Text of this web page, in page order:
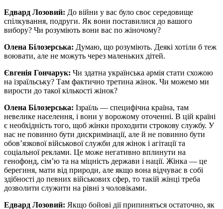
Едвард Лозовий: До війни у вас було своє середовище
спілкування, подруги. Як вони поставилися до вашого
вибору? Чи розуміють вони вас по жіночому?
Олена Білозерська: Думаю, що розуміють. Деякі хотіли б теж
воювати, але не можуть через маленьких дітей.
Євгенія Гончарук: Чи здатна українська армія стати схожою
на ізраїльську? Там фактично третина жінок. Чи можемо ми
вирости до такої кількості жінок?
Олена Білозерська: Ізраїль — специфічна країна, там
невелике населення, і вони у ворожому оточенні. В цій країні
є необхідність того, щоб жінки проходити строкову службу. У
нас не повинно бути дискримінації, але й не повинно бути
обов’язкової військової служби для жінок і агітації та
соціальної реклами. Це може негативно вплинути на
генофонд, сім’ю та на міцність держави і нації. Жінка — це
берегиня, мати від природи, але якщо вона відчуває в собі
здібності до певних військових сфер, то такій жінці треба
дозволити служити на рівні з чоловіками.
Едвард Лозовий: Якщо бойові дії припиняться остаточно, як